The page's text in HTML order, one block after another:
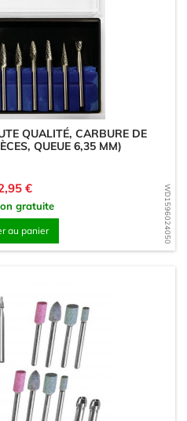
WD1596024050
QUALITÉ, CARBURE DE
QUEUE 6,35 MM)
€
gratuite
au panier